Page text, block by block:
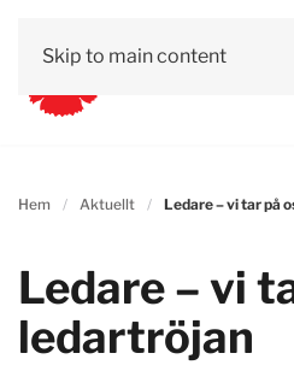
Skip to main content
Hem Aktuellt Ledare – vi tar på
Ledare – vi
ledartröjan